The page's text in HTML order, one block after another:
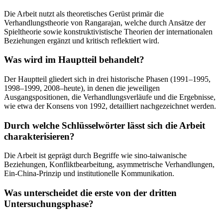
Die Arbeit nutzt als theoretisches Gerüst primär die
Verhandlungstheorie von Rangarajan, welche durch Ansätze der
Spieltheorie sowie konstruktivistische Theorien der internationalen
Beziehungen ergänzt und kritisch reflektiert wird.
Was wird im Hauptteil behandelt?
Der Hauptteil gliedert sich in drei historische Phasen (1991–1995,
1998–1999, 2008–heute), in denen die jeweiligen
Ausgangspositionen, die Verhandlungsverläufe und die Ergebnisse,
wie etwa der Konsens von 1992, detailliert nachgezeichnet werden.
Durch welche Schlüsselwörter lässt sich die Arbeit
charakterisieren?
Die Arbeit ist geprägt durch Begriffe wie sino-taiwanische
Beziehungen, Konfliktbearbeitung, asymmetrische Verhandlungen,
Ein-China-Prinzip und institutionelle Kommunikation.
Was unterscheidet die erste von der dritten
Untersuchungsphase?